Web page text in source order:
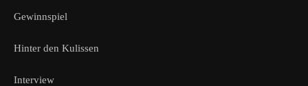
Gewinnspiel
Hinter den Kulissen
Interview